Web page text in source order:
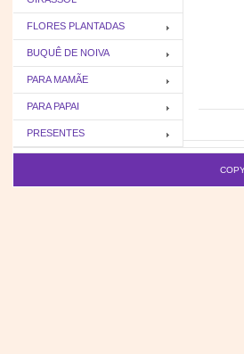
FLORES PLANTADAS
BUQUÊ DE NOIVA
PARA MAMÃE
PARA PAPAI
PRESENTES